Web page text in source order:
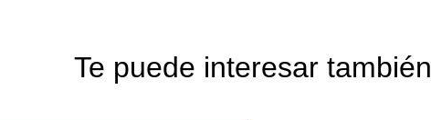
Te puede interesar también